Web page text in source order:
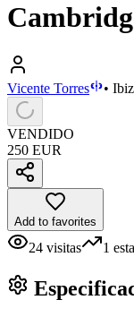
Vicente Torres •
VENDIDO
250 EUR
Add to favorites
24 visitas 1